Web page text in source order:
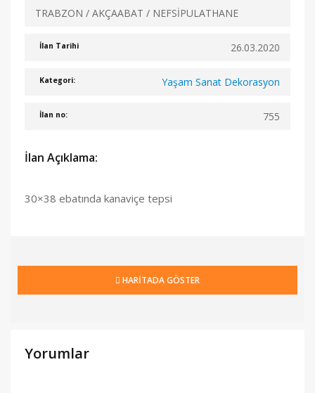
TRABZON / AKÇAABAT / NEFSİPULATHANE
İlan Tarihi 26.03.2020
Kategori: Yaşam Sanat Dekorasyon
İlan no: 755
İlan Açıklama:
30×38 ebatında kanaviçe tepsi
HARİTADA GÖSTER
Yorumlar